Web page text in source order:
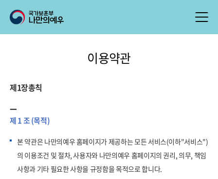
이용약관
제1장총칙
제 1 조 (목적)
본 약관은 나만의예우 홈페이지가 제공하는 모든 서비스(이하"서비스")
의 이용조건 및 절차, 사용자와 나만의예우 홈페이지의 권리, 의무, 책임
사항과 기타 필요한 사항을 규정함을 목적으로 합니다.